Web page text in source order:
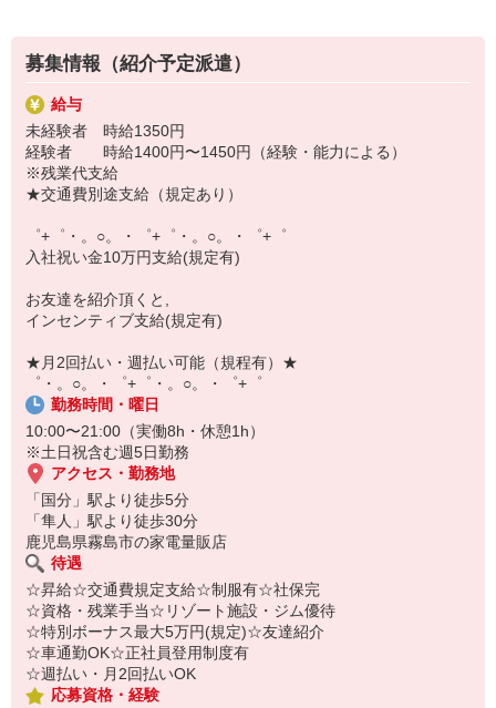
▼オフィスワーク
事務、経理、データ入力、コールセンター、受付
▼工場・製造・軽作業系
機械/食品製造・梱包・仕分け・加工・組立・検査
▼美容系
眉毛サロンのアイブロウ・ネイリスト・エステ
▼営業・販売
法人営業・アパレル販売・個別指導塾・人材紹介
▼人気案件も多数♪
短期・期間限定・オープニング・官公庁案件
上場/優良/大手企業など
【スマホ面接実施中】
￣￣￣￣￣￣￣￣￣
自宅に居ながらスマホでカンタン面接OK！
オンライン面談なのでスピード対応。
満足度◎
■携帯やインターネット販売業務
docomo(ドコモ)/au(エーユー)・KDDI/softbank(ソフトバンク)など
の大手キャリアから
ワイモバイル(Y!mobille)、楽天モバイル、UQなど格安スマホまで幅
広く紹介可能♪
人気のApple（アップル）店舗もございます！
募集情報（紹介予定派遣）
給与
未経験者 時給1350円
経験者 時給1400円〜1450円（経験・能力による）
※残業代支給
★交通費別途支給（規定あり）
゜+゜・。○。・゜+゜・。○。・゜+゜
入社祝い金10万円支給(規定有)
お友達を紹介頂くと,
インセンティブ支給(規定有)
★月2回払い・週払い可能（規程有）★
゜・。○。・゜+゜・。○。・゜+゜
勤務時間・曜日
10:00〜21:00（実働8h・休憩1h）
※土日祝含む週5日勤務
アクセス・勤務地
「国分」駅より徒歩5分
「隼人」駅より徒歩30分
鹿児島県霧島市の家電量販店
待遇
☆昇給☆交通費規定支給☆制服有☆社保完
☆資格・残業手当☆リゾート施設・ジム優待
☆特別ボーナス最大5万円(規定)☆友達紹介
☆車通勤OK☆正社員登用制度有
☆週払い・月2回払いOK
応募資格・経験